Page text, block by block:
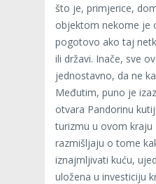
što je, primjerice,
objektom nekome je
pogotovo ako taj
ili državi. Inače, sve
jednostavno, da ne
Međutim, puno je
otvara Pandorinu
turizmu u ovom kraju
razmišljaju o tome
iznajmljivati kuću,
uložena u investiciju